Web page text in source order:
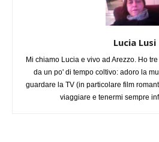
Lucia Lusi
Mi chiamo Lucia e vivo ad Arezzo. Ho
da un po' di tempo coltivo: adoro la
guardare la TV (in particolare film
viaggiare e tenermi sempre